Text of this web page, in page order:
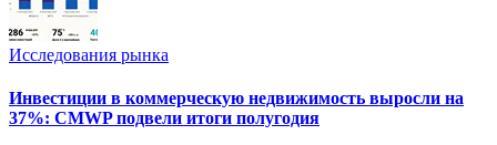
Исследования рынка
Инвестиции в коммерческую недвижимость выросли на
37%: CMWP подвели итоги полугодия